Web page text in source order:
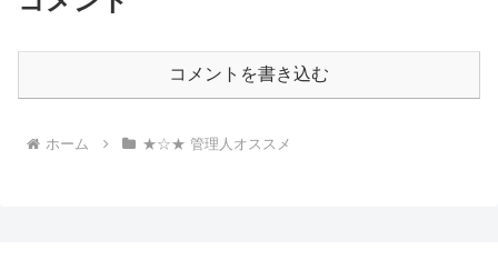
コメントを書き込む
ホーム ★☆★ 管理人オススメ